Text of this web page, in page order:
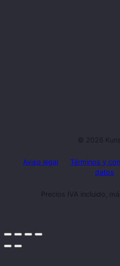
© 2026
Aviso legal Términos y
datos
Precios IVA incluido,